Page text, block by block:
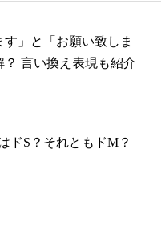
す」と「お願い致しま
言い換え表現も紹介
ドS？それともドM？